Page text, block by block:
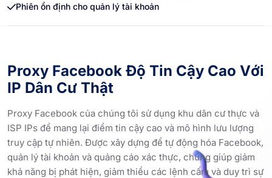
Phiên ổn định cho quản lý tài khoản
Proxy Facebook Độ Tin Cậy Cao Với
IP Dân Cư Thật
Proxy Facebook của chúng tôi sử dụng khu dân cư thực và
ISP IPs để mang lại điểm tin cậy cao và mô hình lưu lượng
truy cập tự nhiên. Được xây dựng để tự động hóa Facebook,
quản lý tài khoản và quảng cáo xác thực, chúng giúp giảm
khả năng bị phát hiện, giảm thiểu các lệnh cấm và duy trì sự